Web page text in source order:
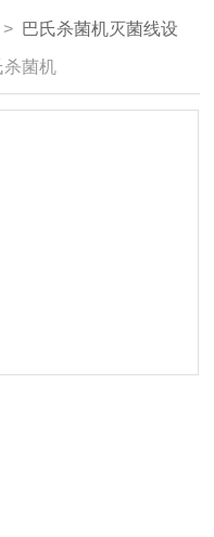
> 巴氏杀菌机灭菌线设
菌机